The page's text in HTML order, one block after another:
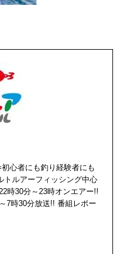
心者にも釣り経験者にも
トルアーフィッシング中心
時30分～23時オンエアー!!
7時30分放送!! 番組レポー
ー貴子、高本采実